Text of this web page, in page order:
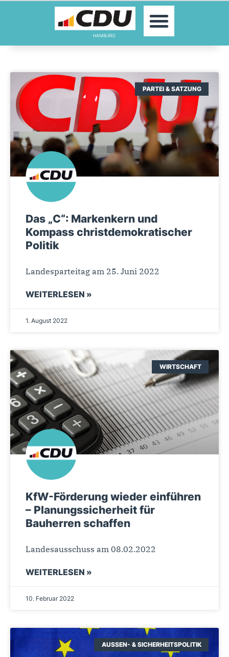
MOIN!
AKTUELLES
PARLAMENTE
KONTAKT
SPENDEN
MITGLIED WERDEN!
PARTEI & SATZUNG
Das „C“: Markenkern und
Kompass christdemokratischer
Politik
Landesparteitag am 25. Juni 2022
WEITERLESEN »
1. August 2022
WIRTSCHAFT
KfW-Förderung wieder einführen
– Planungssicherheit für
Bauherren schaffen
Landesausschuss am 08.02.2022
WEITERLESEN »
10. Februar 2022
AUSSEN- & SICHERHEITSPOLITIK